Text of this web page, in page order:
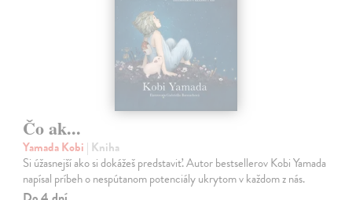
Čo ak...
Yamada Kobi | Kniha
Si úžasnejší ako si dokážeš predstaviť. Autor bestsellerov Kobi Yamada
napísal príbeh o nespútanom potenciály ukrytom v každom z nás.